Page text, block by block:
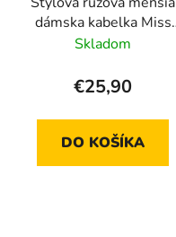
dámska kabelka Miss
Lulu
Skladom
€25,90
DO KOŠÍKA